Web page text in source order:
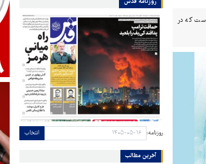
است که در
روزنامه قدس
روزنامه: انتخاب
آخرین مطالب